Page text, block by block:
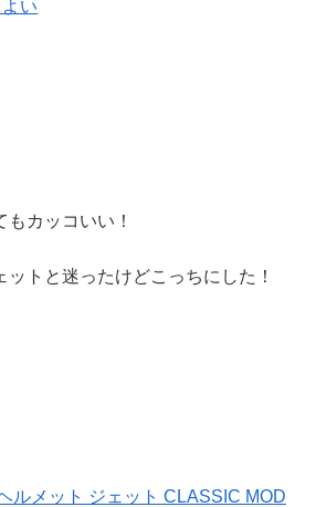
い
カッコいい！
トと迷ったけどこっちにした！
ルメット ジェット CLASSIC MOD